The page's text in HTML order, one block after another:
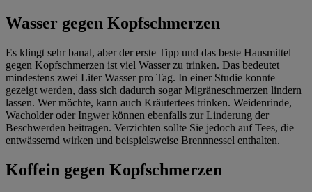
Wasser gegen Kopfschmerzen
Es klingt sehr banal, aber der erste Tipp und das beste Hausmittel
gegen Kopfschmerzen ist viel Wasser zu trinken. Das bedeutet
mindestens zwei Liter Wasser pro Tag. In einer Studie konnte
gezeigt werden, dass sich dadurch sogar Migräneschmerzen lindern
lassen. Wer möchte, kann auch Kräutertees trinken. Weidenrinde,
Wacholder oder Ingwer können ebenfalls zur Linderung der
Beschwerden beitragen. Verzichten sollte Sie jedoch auf Tees, die
entwässernd wirken und beispielsweise Brennnessel enthalten.
Koffein gegen Kopfschmerzen